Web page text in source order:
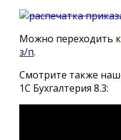
Можно переходить к
з/п.
Смотрите также
1С Бухгалтерия 8.3: